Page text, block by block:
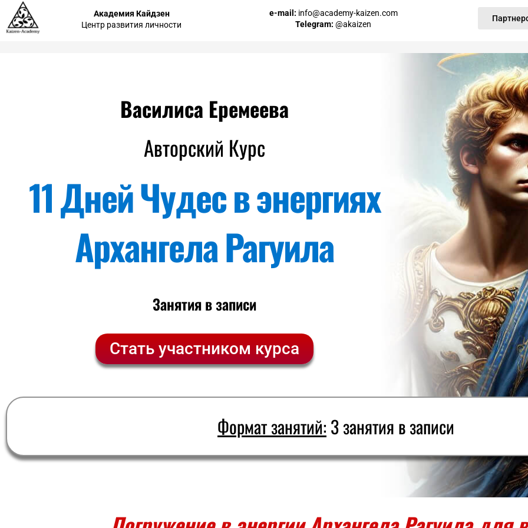
Академия Кайдзен
Центр развития личности
e-mail: info@academy-kaizen.com
Telegram:@akaizen
Василиса Еремеева
Авторский Курс
11 Дней Чудес в энергиях
Архангела Рагуила
Занятия в записи
Стать участником курса
Формат занятий: 3 занятия в записи